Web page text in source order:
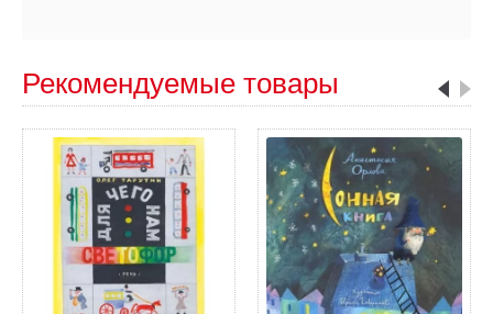
Рекомендуемые товары